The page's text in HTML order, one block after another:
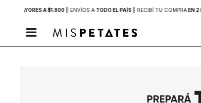
MAYORES A $1.800 | ENVÍOS A TODO EL PAÍS | RECIBÍ TU COMPRAEN 2
